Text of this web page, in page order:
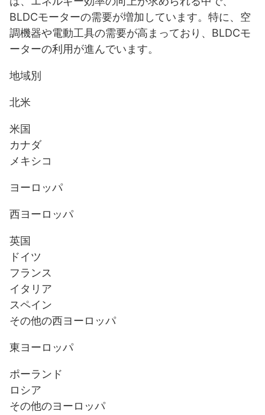
BLDCモーターの需要が増加しています。特に、空
調機器や電動工具の需要が高まっており、BLDCモ
ーターの利用が進んでいます。
地域別
北米
米国
カナダ
メキシコ
ヨーロッパ
西ヨーロッパ
英国
ドイツ
フランス
イタリア
スペイン
その他の西ヨーロッパ
東ヨーロッパ
ポーランド
ロシア
その他のヨーロッパ